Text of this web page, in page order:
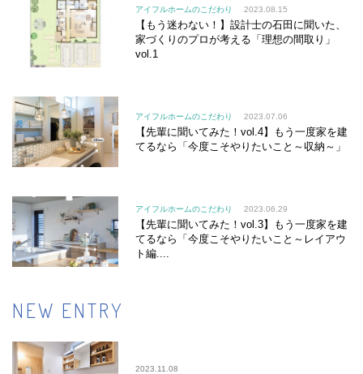
アイフルホームのこだわり 2023.08.15
【もう迷わない！】設計士の石田に聞いた、
家づくりのプロが考える「理想の間取り」
vol.1
アイフルホームのこだわり 2023.07.06
【先輩に聞いてみた！vol.4】もう一度家を建
てるなら「今度こそやりたいこと～収納～」
アイフルホームのこだわり 2023.06.29
【先輩に聞いてみた！vol.3】もう一度家を建
てるなら「今度こそやりたいこと～レイアウ
ト編....
NEW ENTRY
2023.11.08